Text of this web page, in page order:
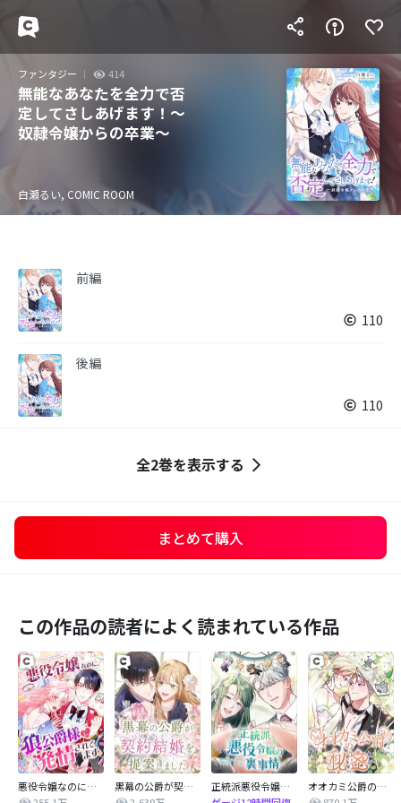
ファンタジー 414
無能なあなたを全力で否
定してさしあげます！～
奴隷令嬢からの卒業～
白瀬るい, COMIC ROOM
前編
110
後編
110
全2巻を表示する
まとめて購入
この作品の読者によく読まれている作品
悪役令嬢なのに、狼公爵様に発情されてます
黒幕の公爵が契約結婚を提案しました
正統派悪役令嬢の裏事情
オオカミ公爵の秘密